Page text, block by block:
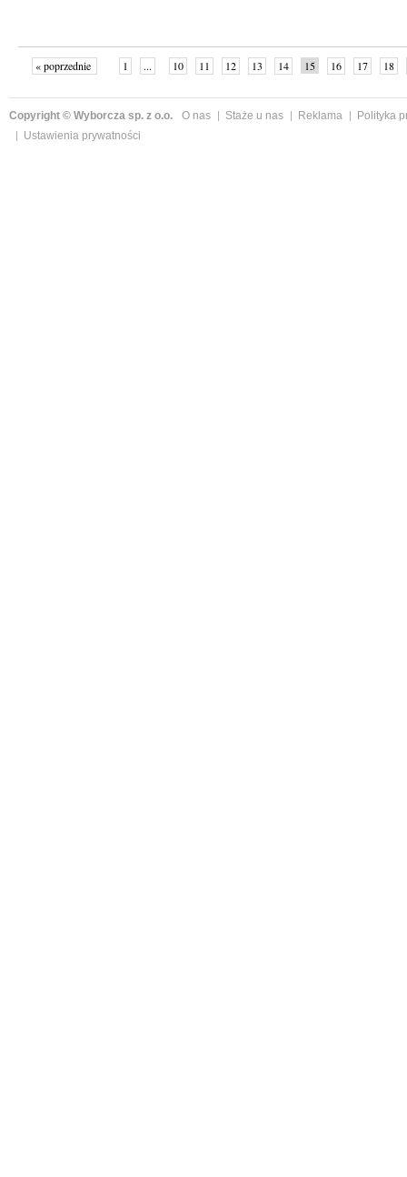
« poprzednie 1 ... 10 11 12 13 14 15 16 17
18
Copyright © Wyborcza sp. z o.o. O nas Staże u nas Reklama
Polityka
Ustawienia prywatności